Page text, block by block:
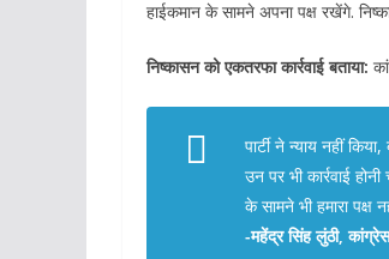
हाईकमान के सामने अपना पक्ष रखेंगे.
निष्कासन को एकतरफा कार्रवाई बताया:
पार्टी ने न्याय नहीं
उन पर भी कार्रवाई
के सामने भी हमारा पक्ष
-महेंद्र सिंह लुंठी,